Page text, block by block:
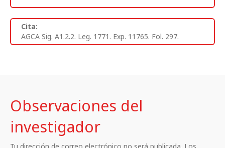
Cita:
AGCA Sig. A1.2.2. Leg. 1771. Exp. 11765. Fol. 297.
Observaciones del
investigador